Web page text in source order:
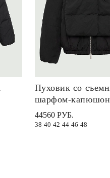
Пуховик со
шарфом-
44560 РУБ.
38 40 42 44 46 48